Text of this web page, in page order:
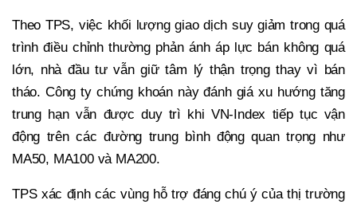
Theo TPS, việc khối lượng giao dịch suy giảm trong quá
trình điều chỉnh thường phản ánh áp lực bán không quá
lớn, nhà đầu tư vẫn giữ tâm lý thận trọng thay vì bán
tháo. Công ty chứng khoán này đánh giá xu hướng tăng
trung hạn vẫn được duy trì khi VN-Index tiếp tục vận
động trên các đường trung bình động quan trọng như
MA50, MA100 và MA200.
TPS xác định các vùng hỗ trợ đáng chú ý của thị trường